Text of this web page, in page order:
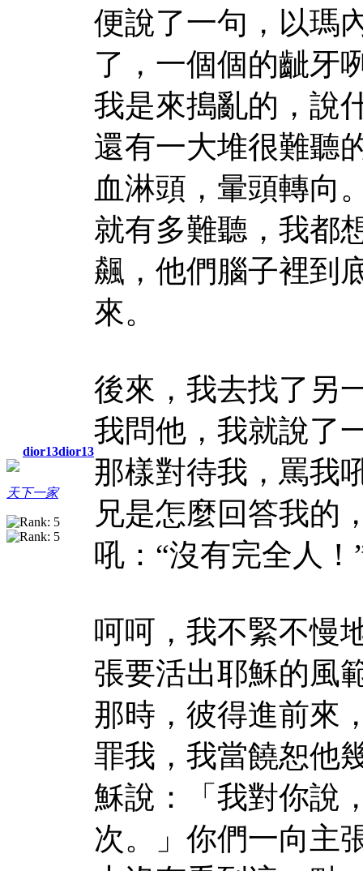
dior13dior13
天下一家
便說了一句，以瑪
了，一個個的齜牙
我是來搗亂的，說
還有一大堆很難聽
血淋頭，暈頭轉向
就有多難聽，我都
飆，他們腦子裡到
來。
後來，我去找了另
我問他，我就說了
那樣對待我，罵我
兄是怎麼回答我的
吼：“沒有完全人！
呵呵，我不緊不慢
張要活出耶穌的風
那時，彼得進前來
罪我，我當饒恕他
穌說：「我對你說
次。」你們一向主